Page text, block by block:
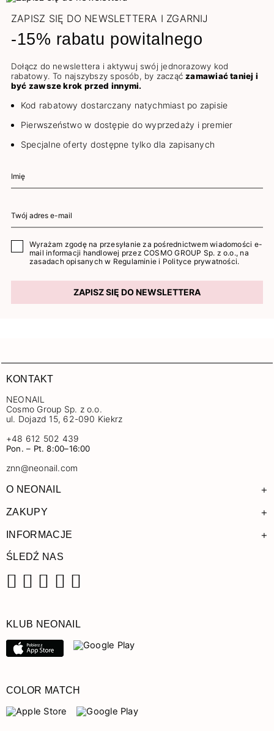
ZAPISZ SIĘ DO NEWSLETTERA I ZGARNIJ
-15% rabatu powitalnego
Dołącz do newslettera i aktywuj swój jednorazowy kod
rabatowy. To najszybszy sposób, by zacząćzamawiać taniej i
być zawsze krok przed innymi.
Kod rabatowy dostarczany natychmiast po zapisie
Pierwszeństwo w dostępie do wyprzedaży i premier
Specjalne oferty dostępne tylko dla zapisanych
Wyrażam zgodę na przesyłanie za pośrednictwem wiadomości e-
mail informacji handlowej przez COSMO GROUP Sp. z o.o., na
zasadach opisanych w Regulaminie i Polityce prywatności.
ZAPISZ SIĘ DO NEWSLETTERA
KONTAKT
NEONAIL
Cosmo Group Sp. z o.o.
ul. Dojazd 15, 62-090 Kiekrz
+48 612 502 439
Pon. – Pt. 8:00–16:00
znn@neonail.com
O NEONAIL +
ZAKUPY +
INFORMACJE +
ŚLEDŹ NAS
KLUB NEONAIL
COLOR MATCH